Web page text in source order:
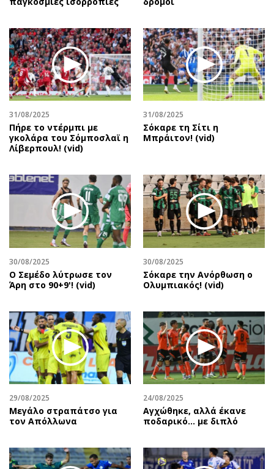
31/08/2025
Πήρε το ντέρμπι με
γκολάρα του Σόμποσλαϊ η
Λίβερπουλ! (vid)
31/08/2025
Σόκαρε τη Σίτι η
Μπράιτον! (vid)
30/08/2025
Ο Σεμέδο λύτρωσε τον
Άρη στο 90+9'! (vid)
30/08/2025
Σόκαρε την Ανόρθωση ο
Ολυμπιακός! (vid)
29/08/2025
Μεγάλο στραπάτσο για
τον Απόλλωνα
24/08/2025
Αγχώθηκε, αλλά έκανε
ποδαρικό… με διπλό